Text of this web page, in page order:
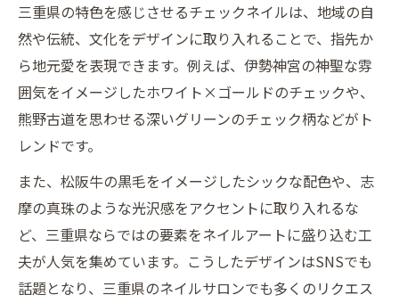
ト
爪先から三重県らしさを叶える新定番ネイル
三重県らしさを爪先に宿す新定番ネイル術
大人女性向け三重県発のネイルデザイン提
案
シンプルな中に光る三重のチェックネイル
ネイルから三重県らしさを表現する方法
洗練と個性を両立する三重県新定番ネイル
三重県の特色を感じさせるチェックネイルは、地域の自
然や伝統、文化をデザインに取り入れることで、指先か
ら地元愛を表現できます。例えば、伊勢神宮の神聖な雰
囲気をイメージしたホワイト×ゴールドのチェックや、
熊野古道を思わせる深いグリーンのチェック柄などがト
レンドです。
また、松阪牛の黒毛をイメージしたシックな配色や、志
摩の真珠のような光沢感をアクセントに取り入れるな
ど、三重県ならではの要素をネイルアートに盛り込む工
夫が人気を集めています。こうしたデザインはSNSでも
話題となり、三重県のネイルサロンでも多くのリクエス